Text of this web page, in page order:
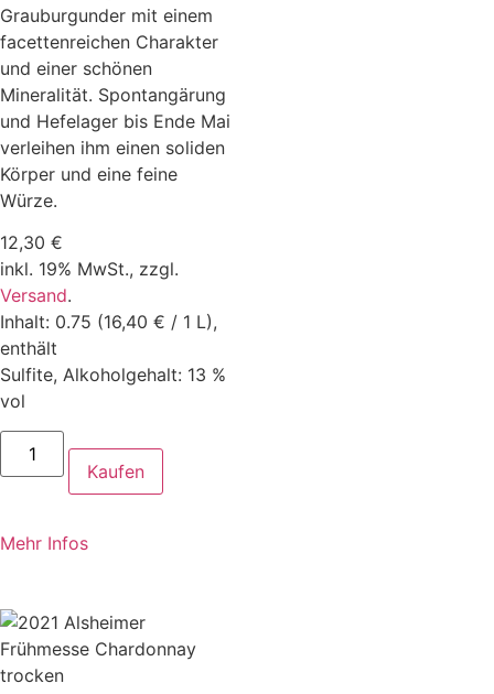
Grauburgunder mit einem
facettenreichen Charakter
und einer schönen
Mineralität. Spontangärung
und Hefelager bis Ende Mai
verleihen ihm einen soliden
Körper und eine feine
Würze.
12,30 €
inkl. 19% MwSt., zzgl.
Versand.
Inhalt: 0.75 (16,40 € / 1 L),
enthält
Sulfite, Alkoholgehalt: 13 %
vol
Kaufen
Mehr Infos